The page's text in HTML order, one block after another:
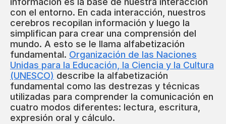
con el entorno. En cada interacción, nuestros
cerebros recopilan información y luego la
simplifican para crear una comprensión del
mundo. A esto se le llama alfabetización
fundamental. Organización de las Naciones
Unidas para la Educación, la Ciencia y la Cultura
(UNESCO) describe la alfabetización
fundamental como las destrezas y técnicas
utilizadas para comprender la comunicación en
cuatro modos diferentes: lectura, escritura,
expresión oral y cálculo.